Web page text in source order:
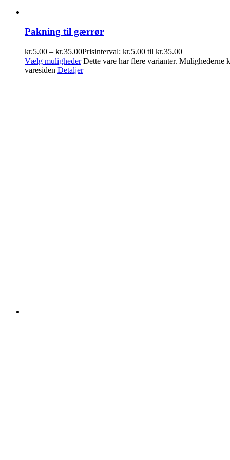
Pakning til gærrør
kr.5.00 – kr.35.00Prisinterval: kr.5.00 til kr.35.00
Vælg muligheder Dette vare har flere varianter. Mulighederne
varesiden Detaljer